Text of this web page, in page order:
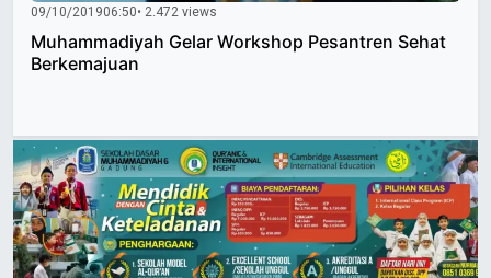
09/10/201906:50• 2.472 views
Muhammadiyah Gelar Workshop Pesantren Sehat
Berkemajuan